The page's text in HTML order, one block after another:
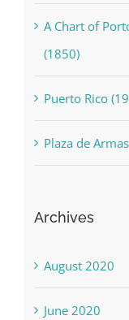
A Chart of
(1850)
Puerto Rico
Plaza de
Archives
August 2020
June 2020